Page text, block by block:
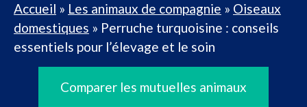
Accueil » Les animaux de compagnie » Oiseaux
domestiques » Perruche turquoisine : conseils
essentiels pour l’élevage et le soin
Comparer les mutuelles animaux